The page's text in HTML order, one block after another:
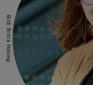
Bild: Britta Hüning